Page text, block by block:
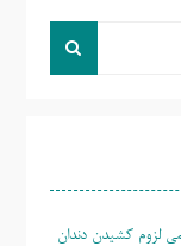
لزوم کشیدن دندان